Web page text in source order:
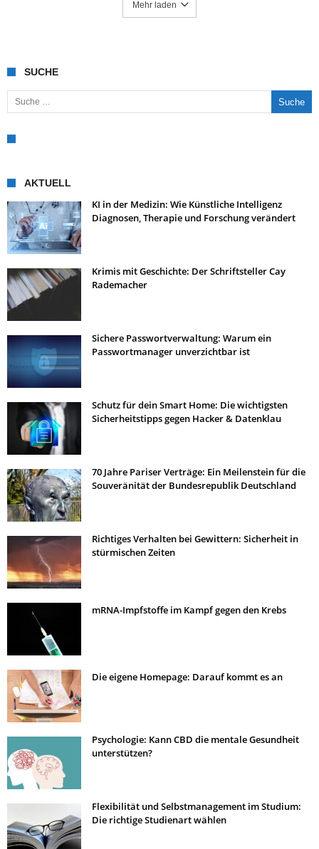
Mehr laden
SUCHE
Suche nach:
AKTUELL
KI in der Medizin: Wie Künstliche Intelligenz
Diagnosen, Therapie und Forschung verändert
Krimis mit Geschichte: Der Schriftsteller Cay
Rademacher
Sichere Passwortverwaltung: Warum ein
Passwortmanager unverzichtbar ist
Schutz für dein Smart Home: Die wichtigsten
Sicherheitstipps gegen Hacker & Datenklau
70 Jahre Pariser Verträge: Ein Meilenstein für die
Souveränität der Bundesrepublik Deutschland
Richtiges Verhalten bei Gewittern: Sicherheit in
stürmischen Zeiten
mRNA-Impfstoffe im Kampf gegen den Krebs
Die eigene Homepage: Darauf kommt es an
Psychologie: Kann CBD die mentale Gesundheit
unterstützen?
Flexibilität und Selbstmanagement im Studium:
Die richtige Studienart wählen